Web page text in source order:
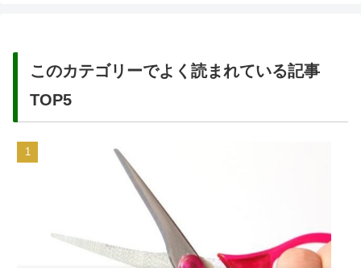
このカテゴリーでよく読まれている記事
TOP5